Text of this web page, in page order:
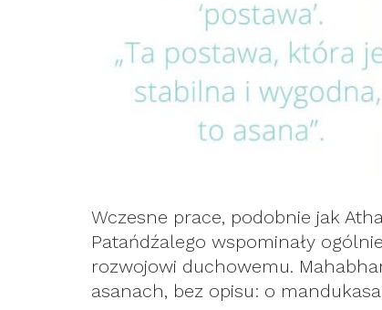
Wczesne prace, podobnie jak
Patańdźalego wspominały
rozwojowi duchowemu.
asanach, bez opisu: o